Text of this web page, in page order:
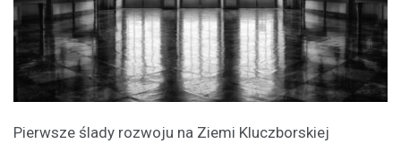
Pierwsze ślady rozwoju na Ziemi Kluczborskiej